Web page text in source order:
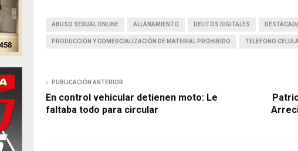
ABUSO SEXUAL ONLINE ALLANAMIENTO DELITOS DIGITALES
PRODUCCIÓN Y COMERCIALIZACIÓN DE MATERIAL PROHIBIDO TELEFONO
PUBLICACIÓN ANTERIOR
En control vehicular detienen moto: Le
faltaba todo para circular